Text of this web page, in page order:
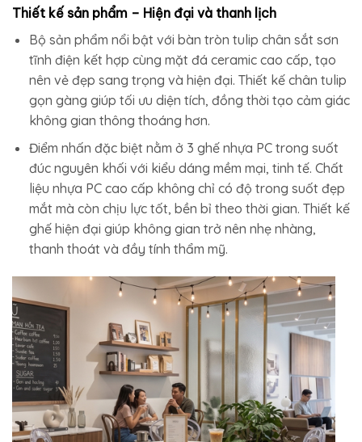
Thiết kế sản phẩm – Hiện đại và thanh lịch
Bộ sản phẩm nổi bật với bàn tròn tulip chân sắt sơn
tĩnh điện kết hợp cùng mặt đá ceramic cao cấp, tạo
nên vẻ đẹp sang trọng và hiện đại. Thiết kế chân tulip
gọn gàng giúp tối ưu diện tích, đồng thời tạo cảm giác
không gian thông thoáng hơn.
Điểm nhấn đặc biệt nằm ở 3 ghế nhựa PC trong suốt
đúc nguyên khối với kiểu dáng mềm mại, tinh tế. Chất
liệu nhựa PC cao cấp không chỉ có độ trong suốt đẹp
mắt mà còn chịu lực tốt, bền bỉ theo thời gian. Thiết kế
ghế hiện đại giúp không gian trở nên nhẹ nhàng,
thanh thoát và đầy tính thẩm mỹ.